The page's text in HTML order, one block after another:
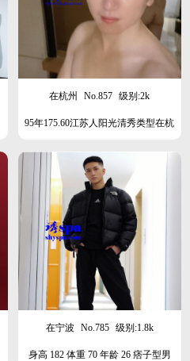
在杭州 No.857 级别:2k
95年175.60江苏人阳光清秀类型在杭
在宁波 No.785 级别:1.8k
身高 182 体重 70 年龄 26 痞子型男